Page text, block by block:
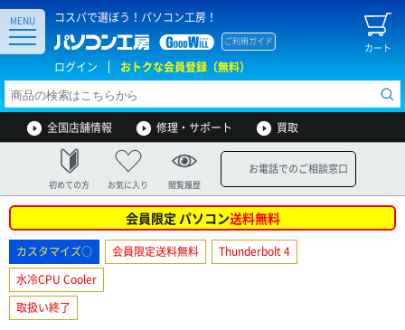
コスパで選ぼう！パソコン工房！
カート
ご利用ガイド
ログイン おトクな会員登録（無料）
MENU
全国店舗情報 修理・サポート 買取
初めての方 お気に入り 閲覧履歴
お電話でのご相談窓口
会員限定 パソコン送料無料
カスタマイズ○ 会員限定送料無料
Thunderbolt 4
水冷CPU Cooler
取扱い終了